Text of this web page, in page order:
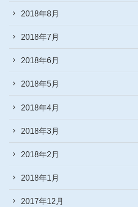
2018年8月
2018年7月
2018年6月
2018年5月
2018年4月
2018年3月
2018年2月
2018年1月
2017年12月